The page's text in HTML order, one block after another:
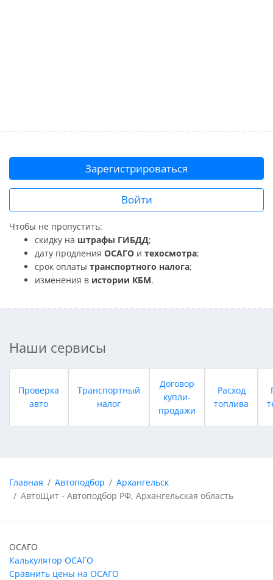
Зарегистрироваться
Войти
Чтобы не пропустить:
скидку на штрафы ГИБДД;
дату продления ОСАГО и техосмотра;
срок оплаты транспортного налога;
изменения в истории КБМ.
Наши сервисы
Проверка
авто
Транспортный
налог
Договор
купли-
продажи
Расход
топлива
Главная Автоподбор
Архангельск
АвтоЩит - Автоподбор РФ, Архангельская область
ОСАГО
Калькулятор ОСАГО
Сравнить цены на ОСАГО